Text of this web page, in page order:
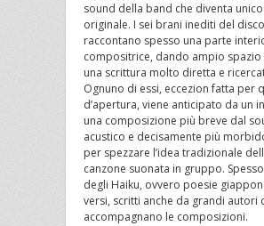
sound della band che diventa
originale. I sei brani inediti del disco
raccontano spesso una parte
compositrice, dando ampio spazio
una scrittura molto diretta e
Ognuno di essi, eccezion fatta per
d’apertura, viene anticipato da un
una composizione più breve dal
acustico e decisamente più
per spezzare l’idea tradizionale
canzone suonata in gruppo.
degli Haiku, ovvero poesie
versi, scritti anche da grandi autori
accompagnano le composizioni.